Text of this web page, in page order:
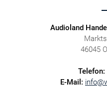
Audioland
46045
Telefon:
E-Mail: